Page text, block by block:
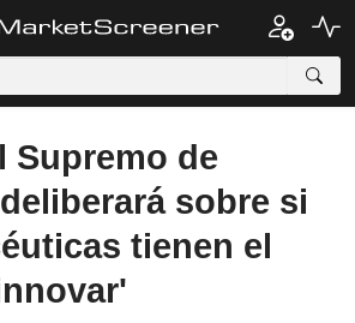
Supremo de
sobre si
tienen el